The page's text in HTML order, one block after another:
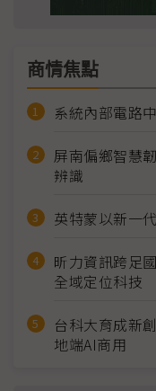
商情焦點
系統內部電路
屏南偏鄉智慧
辨識
英特蒙以新一
昕力資訊跨足
全域定位科技
台科大育成新
地端AI商用